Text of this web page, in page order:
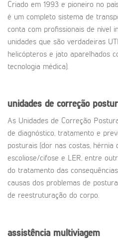
Criado em 1993 e pioneiro no
é um completo sistema de
conta com profissionais de nível
unidades que são verdadeiras
helicópteros e jato aparelhados
tecnologia médica).
unidades de correção
As Unidades de Correção
de diagnóstico, tratamento e
posturais (dor nas costas, hérnia
escoliose/cifose e LER, entre
do tratamento das
causas dos problemas de
de reestruturação do corpo.
assistência multiviagem